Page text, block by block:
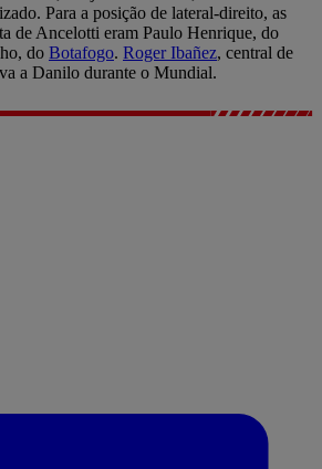
Para a posição de lateral-direito, as
de Ancelotti eram Paulo Henrique, do
do Botafogo. Roger Ibañez, central de
a Danilo durante o Mundial.